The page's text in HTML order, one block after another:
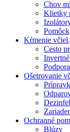
Chov
Klietky
Kŕmenie včiel
Cesto
Ošetrovanie
Ochranné
Blúzy